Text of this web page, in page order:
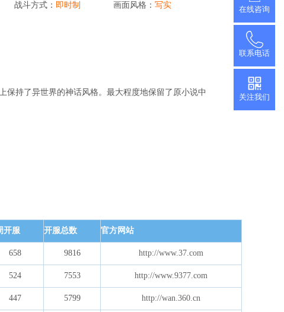
战斗方式： 即时制 画面风格： 写实
保持了异世界的神话风格。最大程度地保留了原小说中
开服 开服总数 官方网站
658 9816 http://www.37.com
524 7553 http://www.9377.com
447 5799 http://wan.360.cn
在线咨询
联系电话
关注我们